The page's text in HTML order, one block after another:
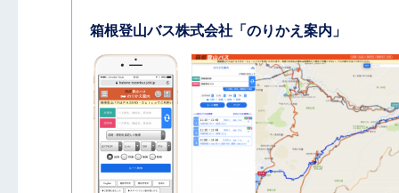
箱根登山バス株式会社「のりかえ案内」